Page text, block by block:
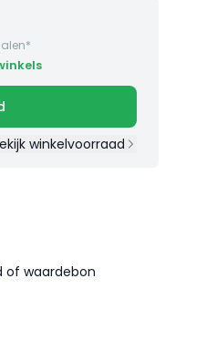
winkelvoorraad
of waardebon